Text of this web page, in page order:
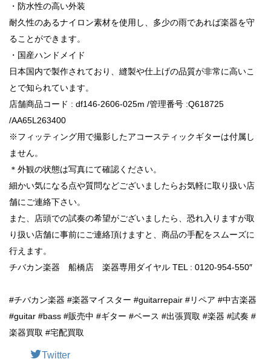
・防水性の高い外装
耐久性のあるナイロン素材を使用し、多少の雨であれば楽器を守
ることができます。
・国産ハンドメイド
日本国内で製作されており、縫製や仕上げの品質が非常に高いこ
とで知られています。
店舗商品コード : df146-2606-025m /管理番号 :Q618725
/AA65L263400
※フィッティング用で撮影したアコースティックギターは付属し
ません。
＊外観の状態は写真にて確認ください。
細かい気になる点や質問などございましたらお気軽に取り扱い店
舗にご連絡下さい。
また、店頭での試奏の希望がございましたら、恐れ入りますが取
り扱い店舗に事前にご連絡頂けますと、商品の手配をスムーズに
行えます。
チバカン楽器 船橋店 楽器専用ダイヤル TEL : 0120-954-550″
#チバカン楽器 #楽器マイスター #guitarrepair #リペア #中古楽器
#guitar #bass #販売中 #ギター #ベース #出張買取 #楽器 #試奏 #
楽器買取 #宅配買取
Twitter